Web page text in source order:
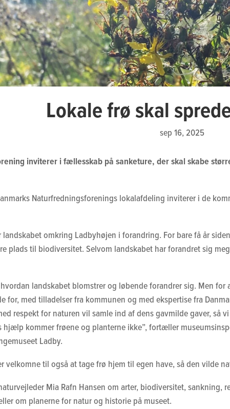
Lokale frø skal
sep 16, 2025
inviterer i fællesskab på sanketure, der skal skabe
Naturfredningsforenings lokalafdeling inviterer i de
landskabet omkring Ladbyhøjen i forandring. For bare få år
plads til biodiversitet. Selvom landskabet har forandret sig
landskabet blomstrer og løbende forandrer sig. Men
for, med tilladelser fra kommunen og med ekspertise fra
respekt for naturen vil samle ind af dens gavmilde gaver, så
hjælp kommer frøene og planterne ikke”, fortæller
Ladby.
velkomne til også at tage frø hjem til egen have, så den vilde
Mia Rafn Hansen om arter, biodiversitet,
om planerne for natur og historie på museet.